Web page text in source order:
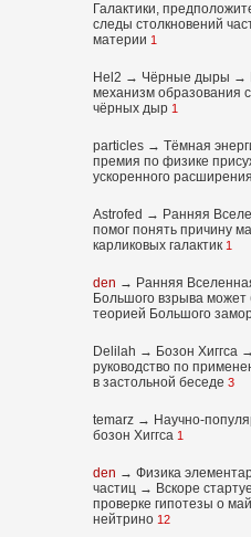
Галактики,
следы столкновений
материи 1
Hel2 → Чёрные дыры →
механизм образования
чёрных дыр 1
particles → Тёмная
премия по физике
ускоренного
Astrofed → Ранняя
помог понять причину
карликовых галактик 1
den → Ранняя
Большого взрыва может
теорией Большого
Delilah → Бозон Хиггса →
руководство по
в застольной беседе 3
temarz → Научно-
бозон Хиггса 1
den → Физика
частиц → Вскоре
проверке гипотезы о
нейтрино 12